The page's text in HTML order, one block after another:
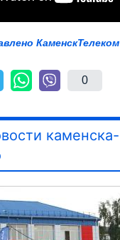
КаменскТелеком
0
каменска-